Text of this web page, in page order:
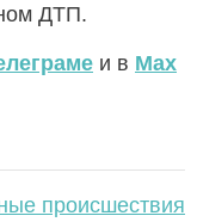
ДТП.
и в Max
происшествия